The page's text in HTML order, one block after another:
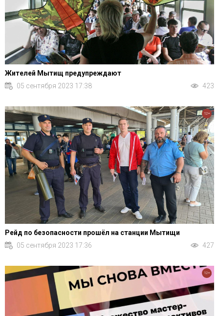
Жителей Мытищ предупреждают
05 сентября 2023 17:38
423
Рейд по безопасности прошёл на станции Мытищи
05 сентября 2023 17:36
427
12+
12+